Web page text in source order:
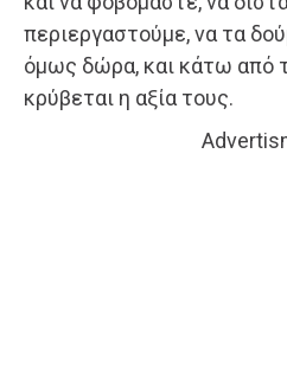
περιεργαστούμε, να τα
όμως δώρα, και κάτω από
κρύβεται η αξία τους.